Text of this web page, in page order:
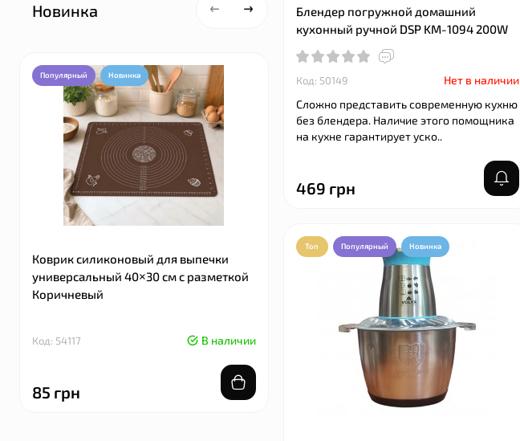
Новинка
Популярный Новинка
Коврик силиконовый для выпечки
универсальный 40×30 см с разметкой
Коричневый
Код: 54117 В наличии
85 грн
Коврик силиконовый для выпечки
универсальный 40×30 см с разметкой
Блендер погружной домашний
кухонный ручной DSP KM-1094 200W
Код: 50149
Нет в наличии
Сложно представить современную кухню
без блендера. Наличие этого помощника
на кухне гарантирует уско..
469 грн
Топ Популярный Новинка